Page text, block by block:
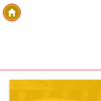
Copyright Des-click